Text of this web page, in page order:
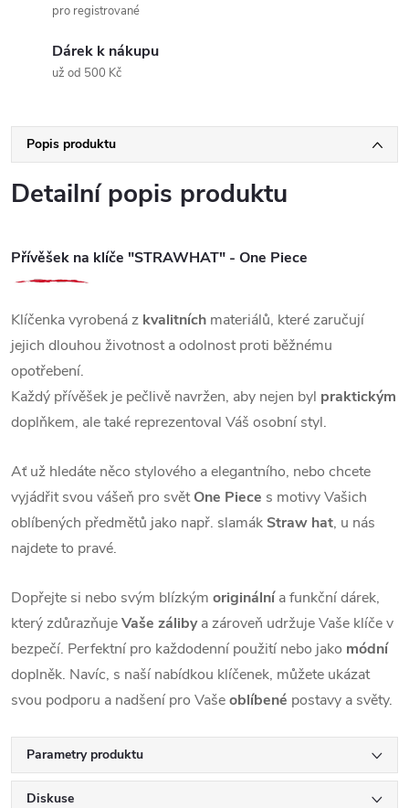
pro registrované
Dárek k nákupu
už od 500 Kč
Popis produktu
Detailní popis produktu
Přívěšek na klíče "STRAWHAT" - One Piece
Klíčenka vyrobená z kvalitních materiálů, které zaručují
jejich dlouhou životnost a odolnost proti běžnému
opotřebení.
Každý přívěšek je pečlivě navržen, aby nejen byl praktickým
doplňkem, ale také reprezentoval Váš osobní styl.
Ať už hledáte něco stylového a elegantního, nebo chcete
vyjádřit svou vášeň pro světOne Piece s motivy Vašich
oblíbených předmětů jako např. slamák Straw hat, u nás
najdete to pravé.
Dopřejte si nebo svým blízkým originálnía funkční dárek,
který zdůrazňujeVaše zálibya zároveň udržuje Vaše klíče v
bezpečí. Perfektní pro každodenní použití nebo jako módní
doplněk. Navíc, s naší nabídkou klíčenek, můžete ukázat
svou podporu a nadšení pro Vašeoblíbené postavy a světy.
Parametry produktu
Diskuse